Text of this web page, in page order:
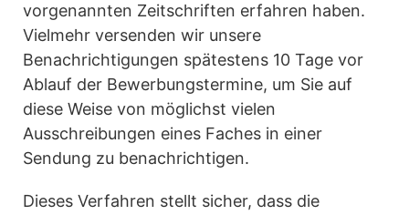
vorgenannten Zeitschriften erfahren haben.
Vielmehr versenden wir unsere
Benachrichtigungen spätestens 10 Tage vor
Ablauf der Bewerbungstermine, um Sie auf
diese Weise von möglichst vielen
Ausschreibungen eines Faches in einer
Sendung zu benachrichtigen.
Dieses Verfahren stellt sicher, dass die